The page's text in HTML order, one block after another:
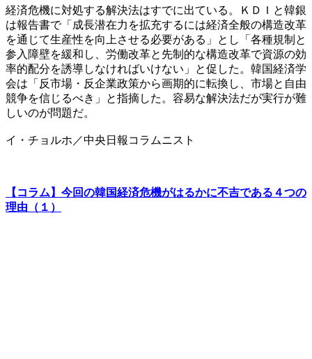
経済危機に対処する解決法はすでに出ている。ＫＤＩと韓銀
は報告書で「成長潜在力を拡充するには経済全般の構造改革
を通じて生産性を向上させる必要がある」とし「各種規制と
参入障壁を緩和し、労働改革と先制的な構造改革で資源の効
率的配分を誘導しなければいけない」と促した。韓国経済学
会は「反市場・反企業政策から画期的に転換し、市場と自由
競争を信じるべき」と指摘した。容易な解決法だが実行が難
しいのが問題だ。
イ・チョルホ／中央日報コラムニスト
【コラム】今回の韓国経済危機がはるかに不吉である４つの
理由（１）